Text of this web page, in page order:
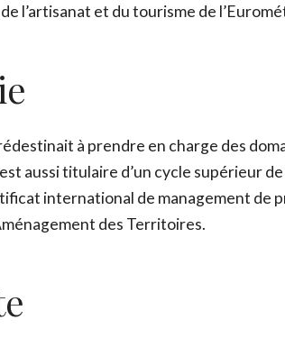
d’en savoir plus sur les réseaux ?
l’artisanat et du tourisme de
à prendre en charge des
aussi titulaire d’un cycle supérieur
international de management de
des Territoires.